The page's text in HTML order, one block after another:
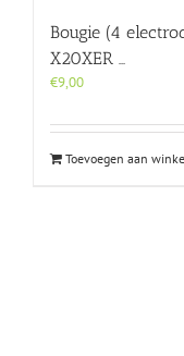
Bougie (4
X20XER …
€9,00
Toevoegen aan